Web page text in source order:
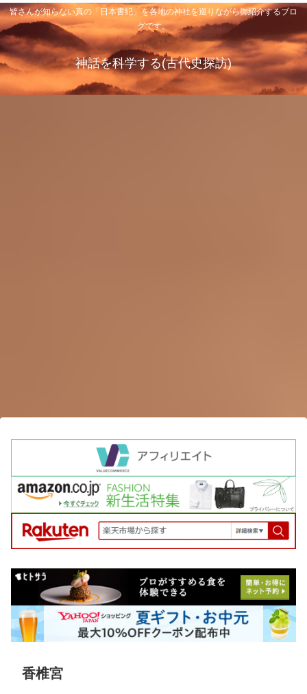
皆さんが知らない真の「日本書紀」を各地の神社を巡りながら御紹介するブロ
グです。
神話を科学する(古代史探訪)
香椎宮